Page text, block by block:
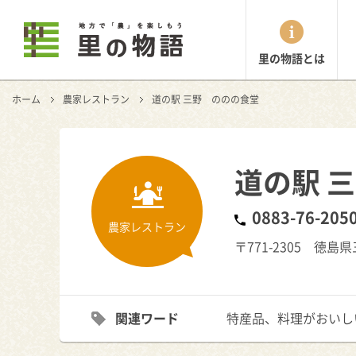
里の物語とは
ホーム 農家レストラン 道の駅 三野 ののの食堂
農家レストラン
道の駅
0883-76-
〒771-2305 徳島県
関連ワード 特産品、料理がおい